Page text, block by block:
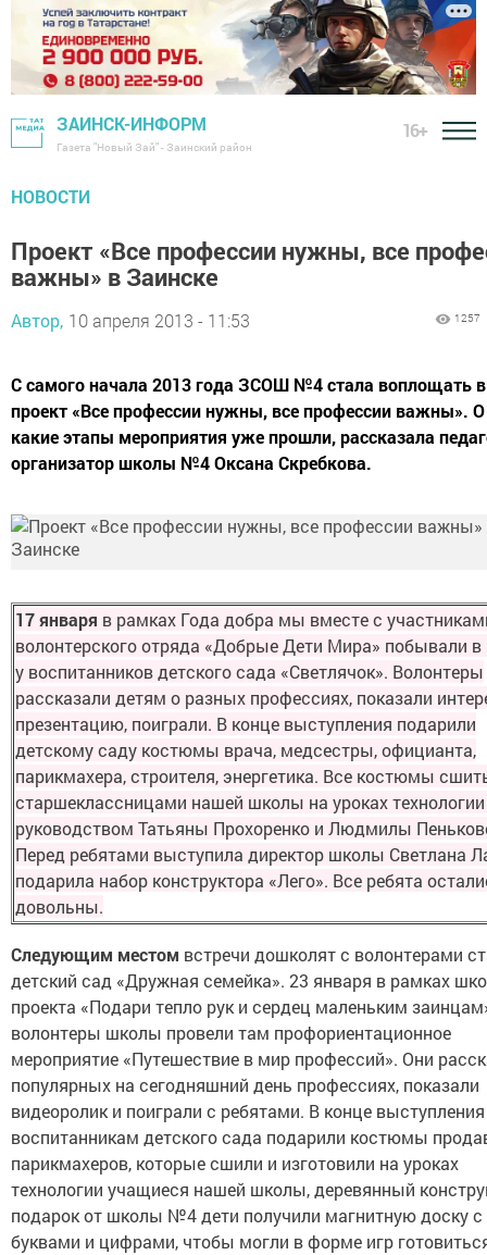
ЗАИНСК-ИНФОРМ
Газета "Новый Зай" - Заинский район
16+
НОВОСТИ
Проект «Все профессии нужны, все
важны» в Заинске
Автор, 10 апреля 2013 - 11:53 1257
С самого начала 2013 года ЗСОШ №4 стала воплощать
проект «Все профессии нужны, все профессии важны».
какие этапы мероприятия уже прошли, рассказала
организатор школы №4 Оксана Скребкова.
17 января в рамках Года добра мы вместе с
волонтерского отряда «Добрые Дети Мира» побывали в
у воспитанников детского сада «Светлячок». Волонтеры
рассказали детям о разных профессиях, показали
презентацию, поиграли. В конце выступления подарили
детскому саду костюмы врача, медсестры, официанта,
парикмахера, строителя, энергетика. Все костюмы
старшеклассницами нашей школы на уроках
руководством Татьяны Прохоренко и Людмилы
Перед ребятами выступила директор школы Светлана
подарила набор конструктора «Лего». Все ребята
довольны.
Следующим местом встречи дошколят с волонтерами
детский сад «Дружная семейка». 23 января в рамках
проекта «Подари тепло рук и сердец маленьким
волонтеры школы провели там профориентационное
мероприятие «Путешествие в мир профессий». Они
популярных на сегодняшний день профессиях, показали
видеоролик и поиграли с ребятами. В конце выступления
воспитанникам детского сада подарили костюмы
парикмахеров, которые сшили и изготовили на уроках
технологии учащиеся нашей школы, деревянный
подарок от школы №4 дети получили магнитную доску с
буквами и цифрами, чтобы могли в форме игр